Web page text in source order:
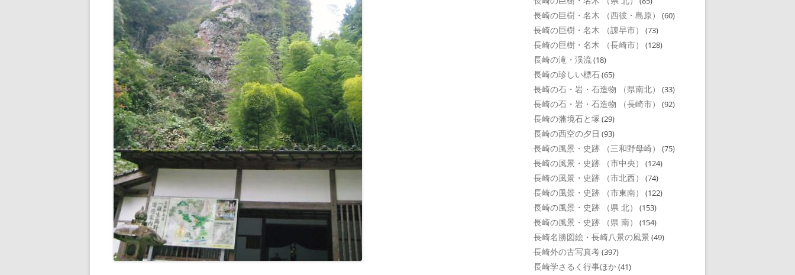
長崎の巨樹・名木 （西彼・島原） (60)
長崎の巨樹・名木 （諌早市） (73)
長崎の巨樹・名木 （長崎市） (128)
長崎の滝・渓流(18)
長崎の珍しい標石(65)
長崎の石・岩・石造物 （県南北） (33)
長崎の石・岩・石造物 （長崎市） (92)
長崎の藩境石と塚 (29)
長崎の西空の夕日 (93)
長崎の風景・史跡 （三和野母崎） (75)
長崎の風景・史跡 （市中央） (124)
長崎の風景・史跡 （市北西） (74)
長崎の風景・史跡 （市東南） (122)
長崎の風景・史跡 （県 北） (153)
長崎の風景・史跡 （県 南） (154)
長崎名勝図絵・長崎八景の風景 (49)
長崎外の古写真考(397)
長崎学さるく行事ほか(41)